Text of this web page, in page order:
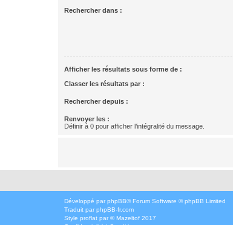
Rechercher dans :
Afficher les résultats sous forme de :
Classer les résultats par :
Rechercher depuis :
Renvoyer les :
Définir à 0 pour afficher l’intégralité du message.
Développé par phpBB® Forum Software © phpBB Limited
Traduit par phpBB-fr.com
Style proflat par © Mazeltof 2017